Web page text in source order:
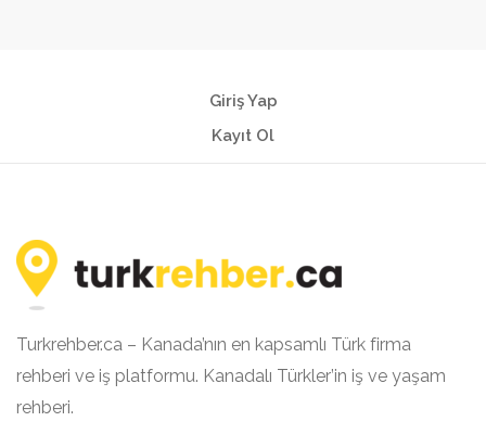
Giriş Yap
Kayıt Ol
Turkrehber.ca – Kanada’nın en kapsamlı Türk firma
rehberi ve iş platformu. Kanadalı Türkler’in iş ve yaşam
rehberi.